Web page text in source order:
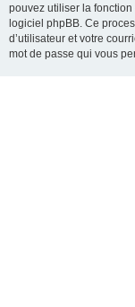
pouvez utiliser la
logiciel phpBB. Ce
d’utilisateur et votre
mot de passe qui vous